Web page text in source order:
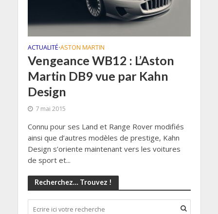
ACTUALITÉ•ASTON MARTIN
Vengeance WB12 : L’Aston
Martin DB9 vue par Kahn
Design
7 mai 2015
Connu pour ses Land et Range Rover modifiés
ainsi que d’autres modèles de prestige, Kahn
Design s’oriente maintenant vers les voitures
de sport et...
Recherchez… Trouvez !